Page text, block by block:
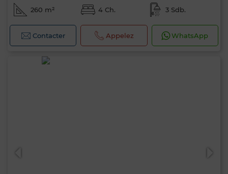
260 m² 4 Ch. 3 Sdb.
Contacter Appelez WhatsApp